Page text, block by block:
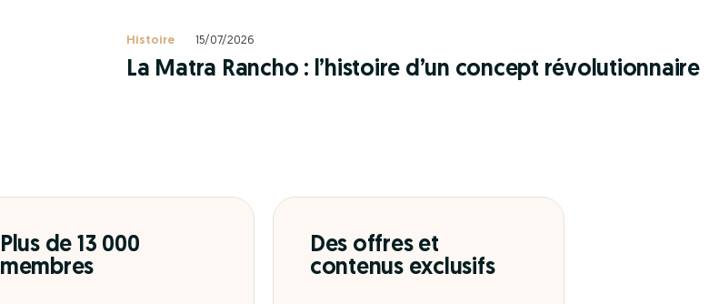
Histoire 15/07/2026
La Matra Rancho : l’histoire d’un concept révolutionnaire
Plus de 13 000
membres
Des offres et
contenus exclusifs